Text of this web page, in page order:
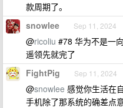
款周期了。
snowlee Sep 11, 2024
@ricoliu #78 华为不是一
遥领先就完了
FightPig Sep 11, 2024
@snowlee 感觉你生活在
手机除了那系统的确差点